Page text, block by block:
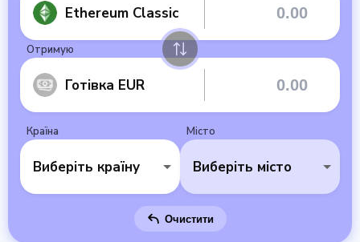
Ethereum Classic
Отримую
Готівка EUR
Країна
Виберіть країну
Місто
Виберіть місто
Очистити